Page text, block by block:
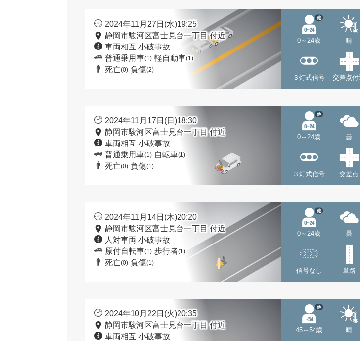
2024年11月27日(水)19:25
静岡市駿河区富士見台一丁目 付近
車両相互 小破事故
普通乗用車(1) 軽自動車(1)
死亡(0) 負傷(2)
0～24歳
他
晴
３灯式信号 交差点付
2024年11月17日(日)18:30
静岡市駿河区富士見台一丁目 付近
車両相互 小破事故
普通乗用車(1) 自転車(1)
死亡(0) 負傷(1)
0～24歳
他
曇
３灯式信号 交差点
2024年11月14日(木)20:20
静岡市駿河区富士見台一丁目 付近
人対車両 小破事故
原付自転車(1) 歩行者(1)
死亡(0) 負傷(1)
0～24歳
他
曇
信号なし 単路
2024年10月22日(火)20:35
静岡市駿河区富士見台一丁目 付近
車両相互 小破事故
45～54歳
他
晴